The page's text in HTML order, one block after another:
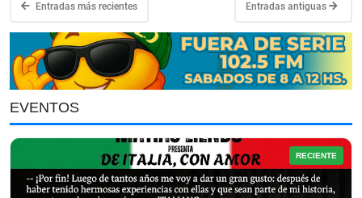
Entradas más recientes Entradas antiguas
EVENTOS
RECIENTE